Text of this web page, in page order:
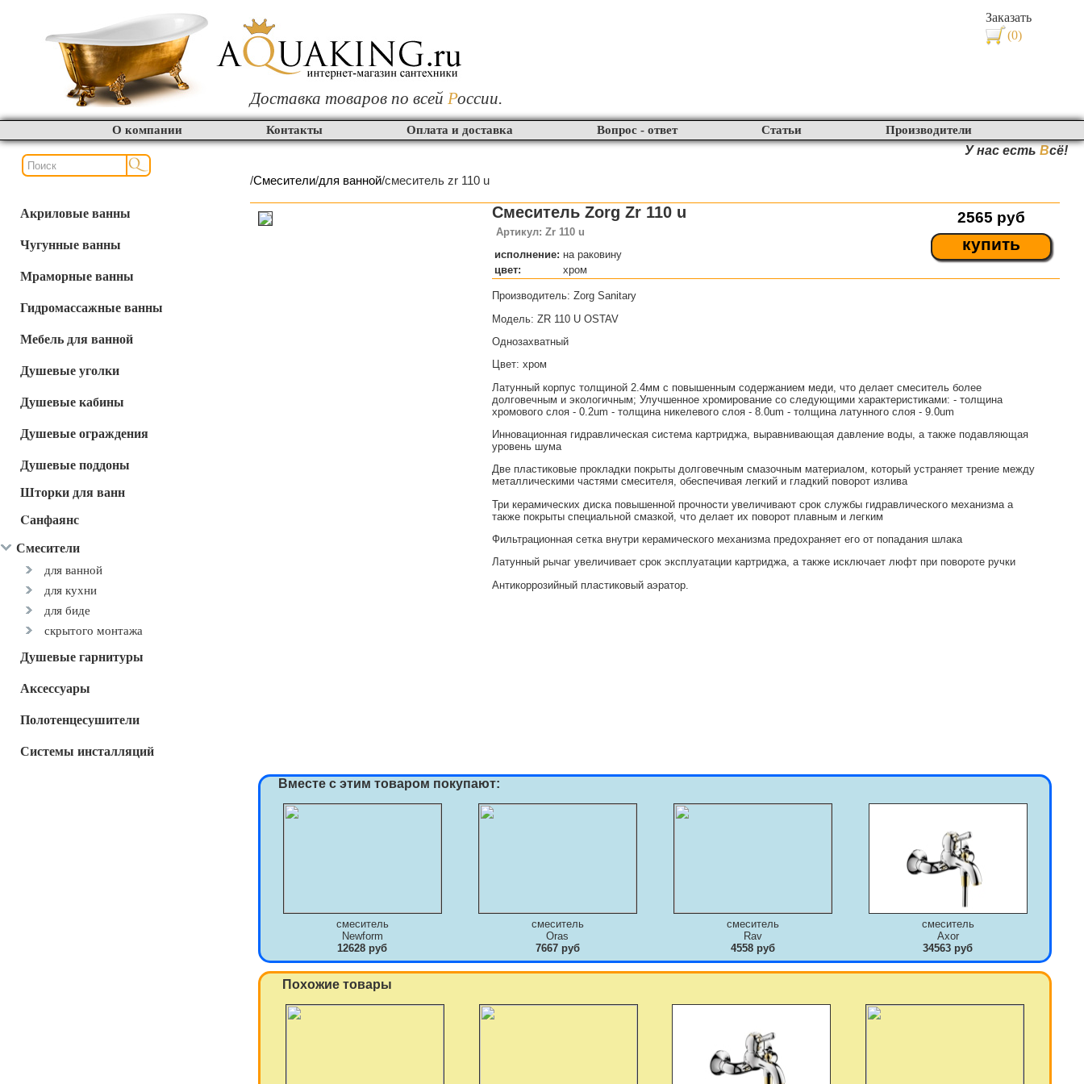
Заказать
(0)
Доставка товаров по всей России.
О компании Контакты Оплата и доставка Вопрос - ответ Статьи Производители
У нас есть Всё!
Акриловые ванны
Чугунные ванны
Мраморные ванны
Гидромассажные ванны
Мебель для ванной
Душевые уголки
Душевые кабины
Душевые ограждения
Душевые поддоны
Шторки для ванн
Cанфаянс
Смесители
для ванной
для кухни
для биде
скрытого монтажа
Душевые гарнитуры
Аксессуары
Полотенцесушители
Системы инсталляций
/Смесители/для ванной/смеситель zr 110 u
2565 руб
купить
Смеситель Zorg Zr 110 u
Артикул: Zr 110 u
исполнение: на раковину
цвет:
хром
Производитель: Zorg Sanitary
Модель: ZR 110 U OSTAV
Однозахватный
Цвет: хром
Латунный корпус толщиной 2.4мм с повышенным содержанием меди, что делает смеситель более
долговечным и экологичным; Улучшенное хромирование со следующими характеристиками: - толщина
хромового слоя - 0.2um - толщина никелевого слоя - 8.0um - толщина латунного слоя - 9.0um
Инновационная гидравлическая система картриджа, выравнивающая давление воды, а также подавляющая
уровень шума
Две пластиковые прокладки покрыты долговечным смазочным материалом, который устраняет трение между
металлическими частями смесителя, обеспечивая легкий и гладкий поворот излива
Три керамических диска повышенной прочности увеличивают срок службы гидравлического механизма а
также покрыты специальной смазкой, что делает их поворот плавным и легким
Фильтрационная сетка внутри керамического механизма предохраняет его от попадания шлака
Латунный рычаг увеличивает срок эксплуатации картриджа, а также исключает люфт при повороте ручки
Антикоррозийный пластиковый аэратор.
Вместе с этим товаром покупают:
смеситель
Newform
12628 руб
смеситель
Oras
7667 руб
смеситель
Rav
4558 руб
смеситель
Axor
34563 руб
Похожие товары